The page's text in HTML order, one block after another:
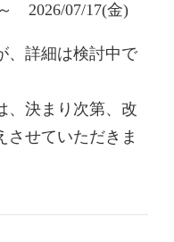
2026/07/17(金)
、詳細は検討中で
決まり次第、改
させていただきま